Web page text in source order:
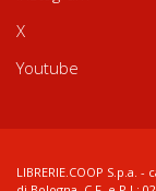
X
Youtube
LIBRERIE.COOP S.p.a.